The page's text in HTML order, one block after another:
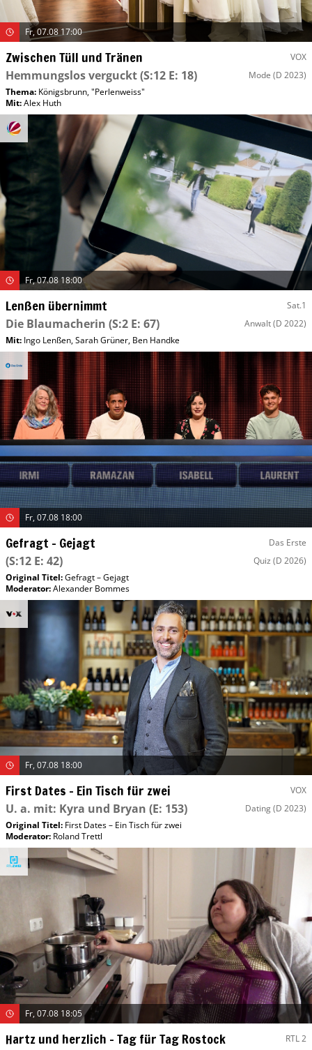
Fr, 07.08 17:00
Zwischen Tüll und Tränen VOX
Hemmungslos verguckt(S:12 E: 18) Mode (D 2023)
Thema: Königsbrunn, "Perlenweiss"
Mit:Alex Huth
Fr, 07.08 18:00
Lenßen übernimmt Sat.1
Die Blaumacherin (S:2 E: 67) Anwalt(D 2022)
Mit: Ingo Lenßen,Sarah Grüner, Ben Handke
Fr, 07.08 18:00
Gefragt – Gejagt Das Erste
(S:12 E: 42) Quiz (D 2026)
Original Titel:Gefragt – Gejagt
Moderator:Alexander Bommes
Fr, 07.08 18:00
First Dates – Ein Tisch für zwei VOX
U. a. mit: Kyra und Bryan (E: 153) Dating(D 2023)
Original Titel: First Dates – Ein Tisch für zwei
Moderator: Roland Trettl
Fr, 07.08 18:05
Hartz und herzlich – Tag für Tag Rostock RTL 2